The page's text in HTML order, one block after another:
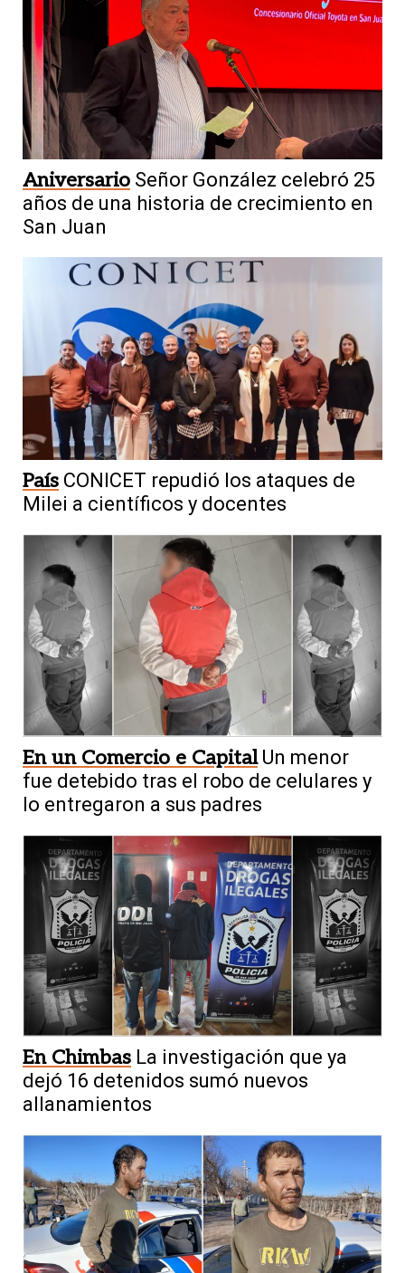
Aniversario Señor González celebró 25
años de una historia de crecimiento en
San Juan
País CONICET repudió los ataques de
Milei a científicos y docentes
En un Comercio e Capital Un menor
fue detebido tras el robo de celulares y
lo entregaron a sus padres
En Chimbas La investigación que ya
dejó 16 detenidos sumó nuevos
allanamientos